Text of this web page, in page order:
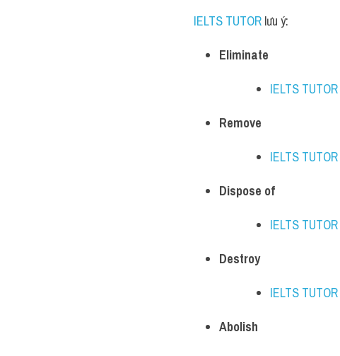
IELTS TUTOR lưu ý:
Eliminate
IELTS TUTOR
Remove
IELTS TUTOR
Dispose of
IELTS TUTOR
Destroy
IELTS TUTOR
Abolish